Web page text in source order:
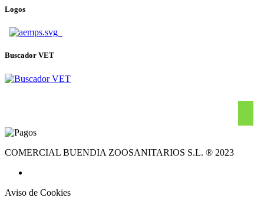
Logos
Buscador VET
COMERCIAL BUENDIA ZOOSANITARIOS S.L. ® 2023
Aviso de Cookies